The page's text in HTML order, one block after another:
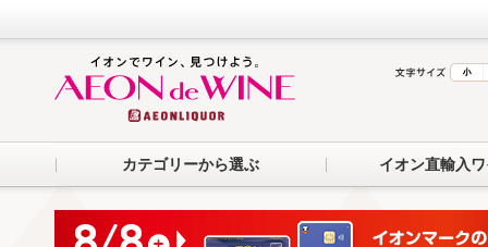
カテゴリーから選ぶ イオン直輸入